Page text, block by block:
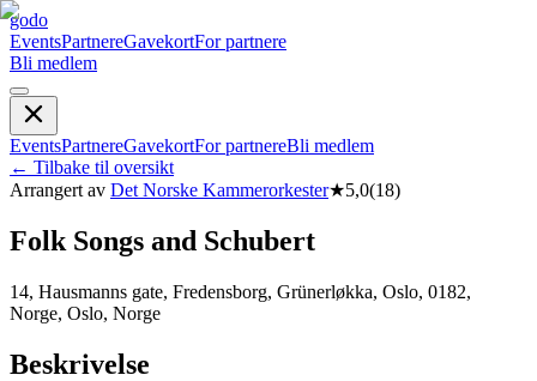
godo
EventsPartnereGavekortFor partnere
Bli medlem
EventsPartnereGavekortFor partnereBli medlem
← Tilbake til oversikt
Arrangert av Det Norske Kammerorkester★5,0(18)
Folk Songs and Schubert
14, Hausmanns gate, Fredensborg, Grünerløkka, Oslo, 0182,
Norge, Oslo, Norge
Beskrivelse